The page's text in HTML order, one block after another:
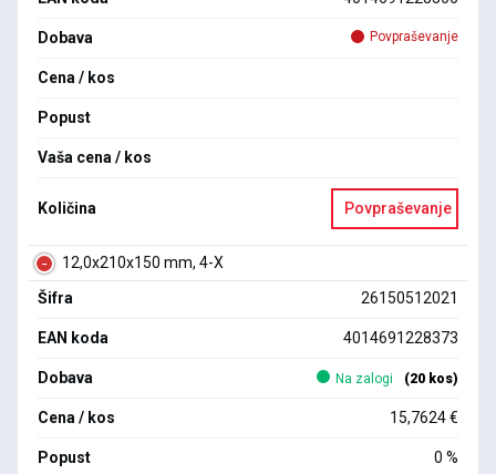
Dobava Povpraševanje
Cena / kos
Popust
Vaša cena / kos
Količina Povpraševanje
12,0x210x150 mm, 4-X
Šifra
26150512021
EAN koda 4014691228373
Dobava Na zalogi (20 kos)
Cena / kos 15,7624 €
Popust 0 %